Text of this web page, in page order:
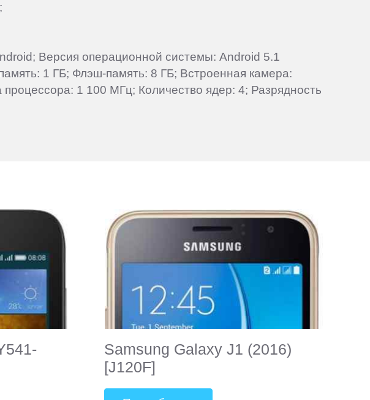
Версия операционной системы: Android 5.1
1 ГБ; Флэш-память: 8 ГБ; Встроенная камера:
1 100 МГц; Количество ядер: 4; Разрядность
Samsung Galaxy J1 (2016)
[J120F]